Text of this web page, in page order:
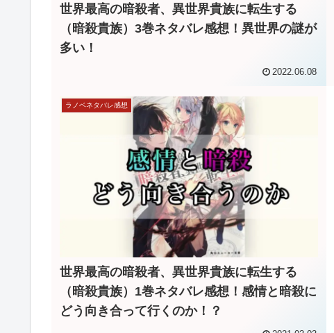
世界最高の暗殺者、異世界貴族に転生する
（暗殺貴族）3巻ネタバレ感想！異世界の謎が
多い！
2022.06.08
ラノベネタバレ感想
世界最高の暗殺者、異世界貴族に転生する
（暗殺貴族）1巻ネタバレ感想！感情と暗殺に
どう向き合って行くのか！？